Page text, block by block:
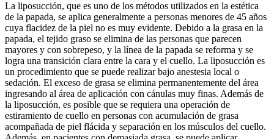
La liposucción, que es uno de los métodos utilizados en la estética
de la papada, se aplica generalmente a personas menores de 45 años
cuya flacidez de la piel no es muy evidente. Debido a la grasa en la
papada, el tejido graso se elimina de las personas que parecen
mayores y con sobrepeso, y la línea de la papada se reforma y se
logra una transición clara entre la cara y el cuello. La liposucción es
un procedimiento que se puede realizar bajo anestesia local o
sedación. El exceso de grasa se elimina permanentemente del área
ingresando al área de aplicación con cánulas muy finas. Además de
la liposucción, es posible que se requiera una operación de
estiramiento de cuello en personas con acumulación de grasa
acompañada de piel flácida y separación en los músculos del cuello.